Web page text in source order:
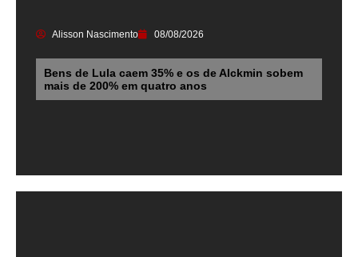
Alisson Nascimento 08/08/2026
Bens de Lula caem 35% e os de Alckmin sobem
mais de 200% em quatro anos